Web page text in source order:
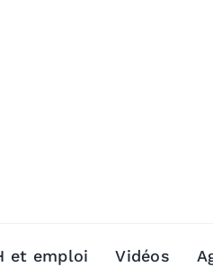
et emploi Vidéos